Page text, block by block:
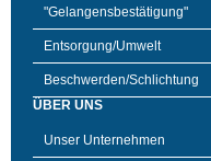
"Gelangensbestätigung"
Entsorgung/Umwelt
Beschwerden/Schlichtung
ÜBER UNS
Unser Unternehmen